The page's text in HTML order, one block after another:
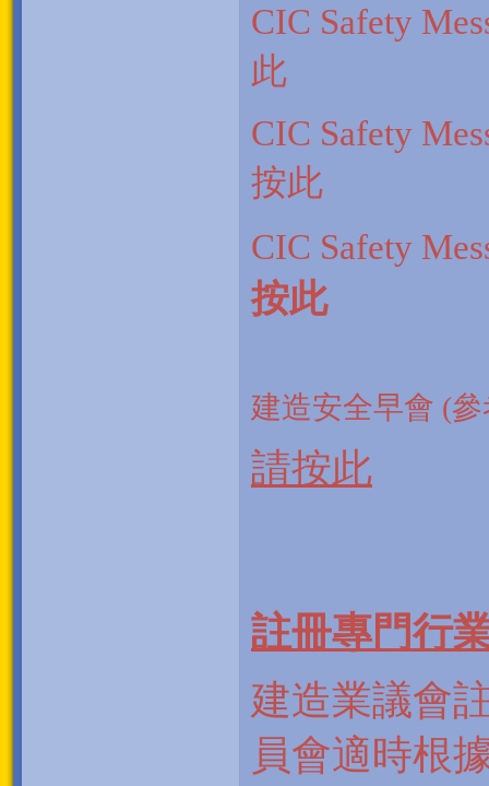
CIC Safety
此
CIC Safety
按此
CIC Safety
按此
建造安全早會 (
請按此
註冊專門行
建造業議會
員會適時根